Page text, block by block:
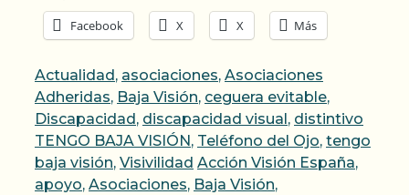
Facebook X X Más
Categorías
Actualidad, asociaciones, Asociaciones
Adheridas, Baja Visión, ceguera evitable,
Discapacidad, discapacidad visual, distintivo
TENGO BAJA VISIÓN, Teléfono del Ojo, tengo
baja visión, Visivilidad Etiquetas
Acción Visión España,
apoyo, Asociaciones, Baja Visión,